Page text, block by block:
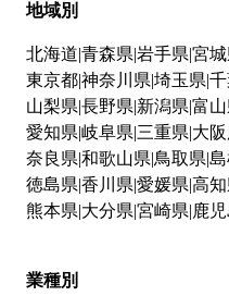
地域別
北海道 青森県 岩手県 宮
東京都神奈川県 埼玉県
山梨県 長野県 新潟県 富
愛知県 岐阜県 三重県 大
奈良県 和歌山県 鳥取県
徳島県 香川県 愛媛県 高
熊本県 大分県 宮崎県 鹿
業種別